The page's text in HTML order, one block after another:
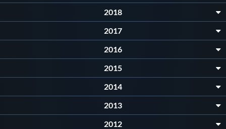
2018
2017
2016
2015
2014
2013
2012